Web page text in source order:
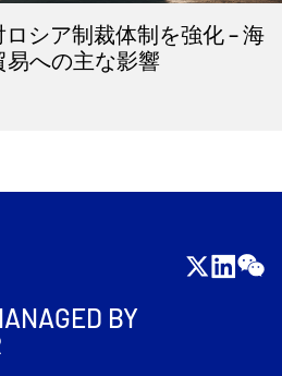
シア制裁体制を強化 – 海
への主な影響
BY